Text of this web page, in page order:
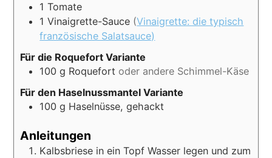
1 Tomate
1 Vinaigrette-Sauce (Vinaigrette: die typisch
französische Salatsauce)
Für die Roquefort Variante
100 g Roquefort oder andere Schimmel-Käse
Für den Haselnussmantel Variante
100 g Haselnüsse, gehackt
Anleitungen
Kalbsbriese in ein Topf Wasser legen und zum